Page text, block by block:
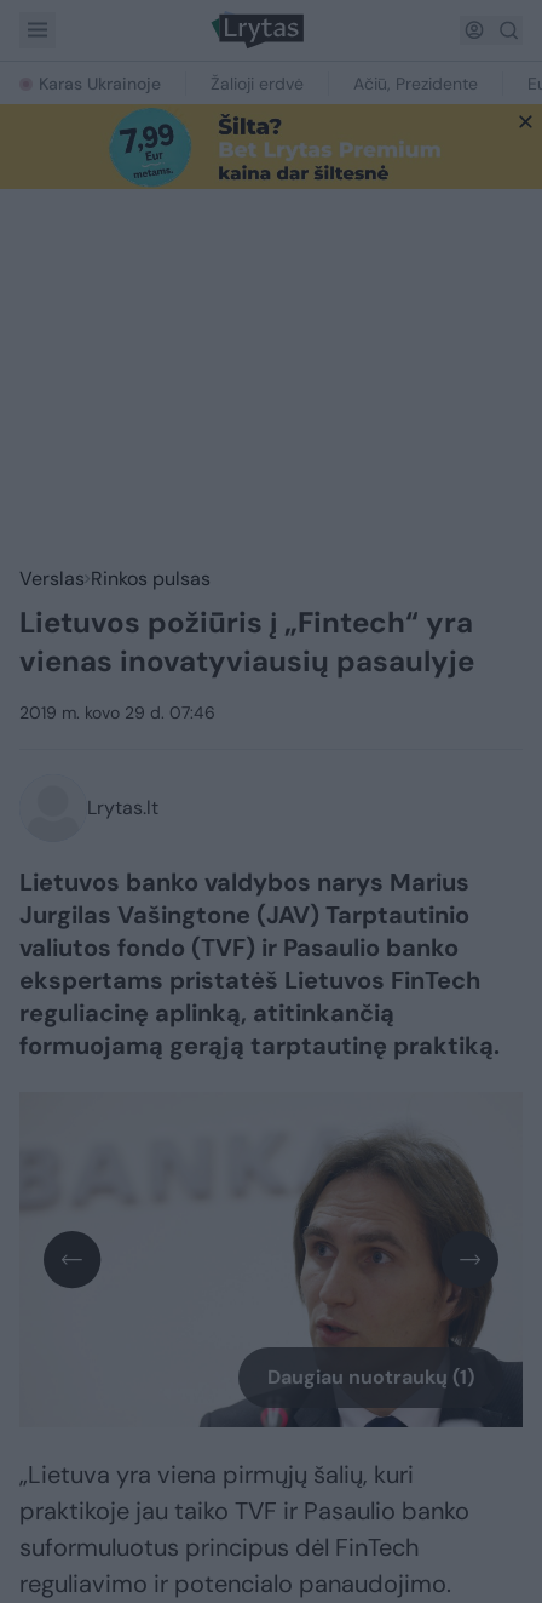
Karas Ukrainoje Žalioji erdvė Ačiū, Prezidente
Verslas Rinkos pulsas
Lietuvos požiūris į „Fintech“ yra
vienas inovatyviausių pasaulyje
2019 m. kovo 29 d. 07:46
Lrytas.lt
Lietuvos banko valdybos narys Marius
Jurgilas Vašingtone (JAV) Tarptautinio
valiutos fondo (TVF) ir Pasaulio banko
ekspertams pristatėš Lietuvos FinTech
reguliacinę aplinką, atitinkančią
formuojamą gerąją tarptautinę praktiką.
Daugiau nuotraukų (1)
„Lietuva yra viena pirmųjų šalių, kuri
praktikoje jau taiko TVF ir Pasaulio banko
suformuluotus principus dėl FinTech
reguliavimo ir potencialo panaudojimo.